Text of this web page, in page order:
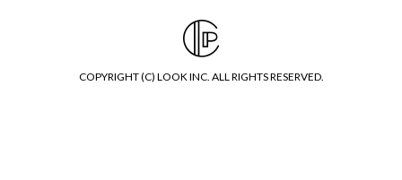
COPYRIGHT (C) LOOK INC. ALL RIGHTS RESERVED.